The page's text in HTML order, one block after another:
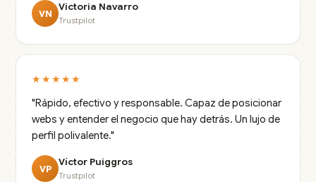
VN
Victoria Navarro
Trustpilot
★★★★★
"Rápido, efectivo y responsable. Capaz de posicionar
webs y entender el negocio que hay detrás. Un lujo de
perfil polivalente."
VP
Víctor Puiggros
Trustpilot